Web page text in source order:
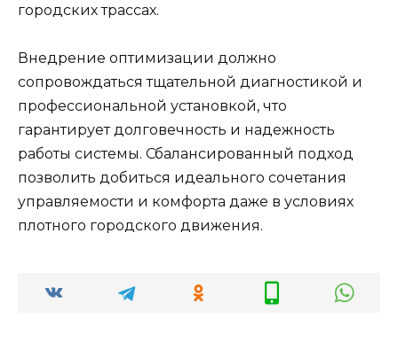
городских трассах.
Внедрение оптимизации должно
сопровождаться тщательной диагностикой и
профессиональной установкой, что
гарантирует долговечность и надежность
работы системы. Сбалансированный подход
позволить добиться идеального сочетания
управляемости и комфорта даже в условиях
плотного городского движения.